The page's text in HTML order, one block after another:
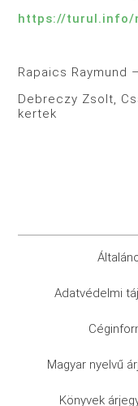
https://turul.info/
Rapaics Raymund
Debreczy Zsolt,
kertek
Adatvédelmi
Magyar nyelvű
Könyvek